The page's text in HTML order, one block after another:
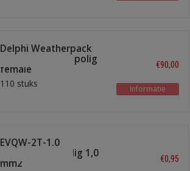
Delphi Weatherpack
stekkerhuizen 4 polig
female
110 stuks
€90,00
Informatie
EVQW-2T-1.0
stekkerset 2 polig 1,0
mm2
€0,95